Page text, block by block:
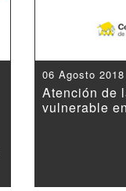
06 Agosto 2018
Atención de
vulnerable